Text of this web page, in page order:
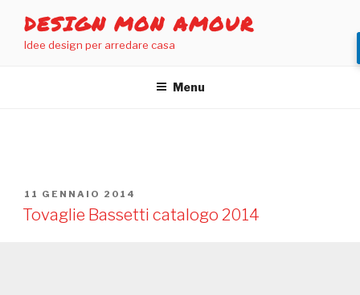
contenuto
DESIGN MON AMOUR
Idee design per arredare casa
Menu
PUBBLICATO
IL
11 GENNAIO 2014
Tovaglie Bassetti catalogo 2014